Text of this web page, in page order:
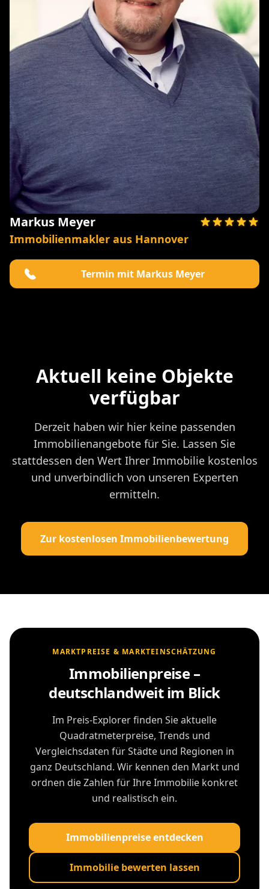
Markus Meyer
Immobilienmakler aus Hannover
Termin mit Markus Meyer
Aktuell keine Objekte
verfügbar
Derzeit haben wir hier keine passenden
Immobilienangebote für Sie. Lassen Sie
stattdessen den Wert Ihrer Immobilie kostenlos
und unverbindlich von unseren Experten
ermitteln.
Zur kostenlosen Immobilienbewertung
MARKTPREISE & MARKTEINSCHÄTZUNG
Immobilienpreise –
deutschlandweit im Blick
Im Preis-Explorer finden Sie aktuelle
Quadratmeterpreise, Trends und
Vergleichsdaten für Städte und Regionen in
ganz Deutschland. Wir kennen den Markt und
ordnen die Zahlen für Ihre Immobilie konkret
und realistisch ein.
Immobilienpreise entdecken
Immobilie bewerten lassen